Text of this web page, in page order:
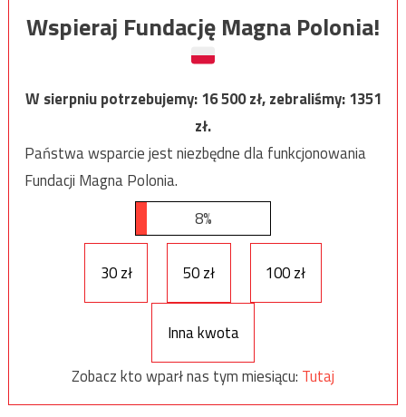
Wspieraj Fundację Magna Polonia!
W sierpniu potrzebujemy:16 500zł, zebraliśmy:1351
zł.
Państwa wsparcie jest niezbędne dla funkcjonowania
Fundacji Magna Polonia.
8%
30 zł 50 zł 100 zł
Inna kwota
Zobacz kto wparł nas tym miesiącu: Tutaj